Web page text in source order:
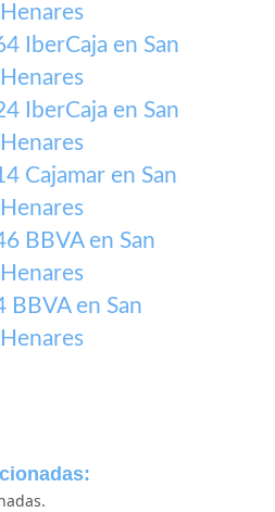
IberCaja en San
IberCaja en San
Cajamar en San
BBVA en San
en San